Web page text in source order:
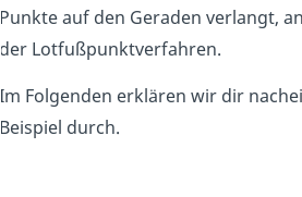
Punkte auf den Geraden verlangt,
der Lotfußpunktverfahren.
Im Folgenden erklären wir dir
Beispiel durch.